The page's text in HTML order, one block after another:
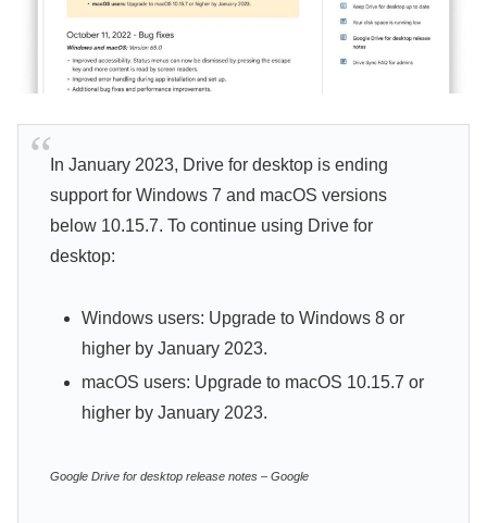
In January 2023, Drive for desktop is ending
support for Windows 7 and macOS versions
below 10.15.7. To continue using Drive for
desktop:
Windows users: Upgrade to Windows 8 or
higher by January 2023.
macOS users: Upgrade to macOS 10.15.7 or
higher by January 2023.
Google Drive for desktop release notes – Google